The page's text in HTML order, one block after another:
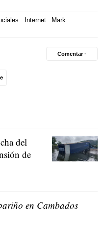
Internet
Mark
Comentar ·
del
de
en Cambados